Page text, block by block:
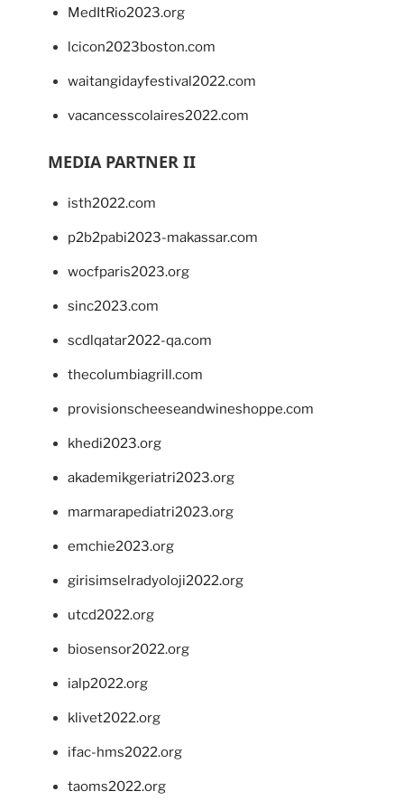
MedItRio2023.org
lcicon2023boston.com
waitangidayfestival2022.com
vacancesscolaires2022.com
MEDIA PARTNER II
isth2022.com
p2b2pabi2023-makassar.com
wocfparis2023.org
sinc2023.com
scdlqatar2022-qa.com
thecolumbiagrill.com
provisionscheeseandwineshoppe.com
khedi2023.org
akademikgeriatri2023.org
marmarapediatri2023.org
emchie2023.org
girisimselradyoloji2022.org
utcd2022.org
biosensor2022.org
ialp2022.org
klivet2022.org
ifac-hms2022.org
taoms2022.org